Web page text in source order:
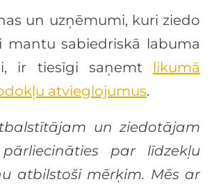
un uzņēmumi, kuri ziedo
mantu sabiedriskā labuma
ir tiesīgi saņemt likumā
atvieglojumus.
un ziedotājam
par līdzekļu
atbilstoši mērķim. Mēs ar